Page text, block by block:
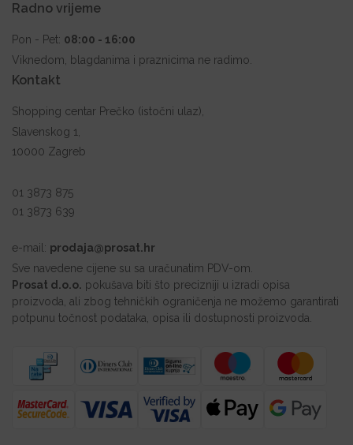
Radno vrijeme
Pon - Pet: 08:00 - 16:00
Viknedom, blagdanima i praznicima ne radimo.
Kontakt
Shopping centar Prečko (istočni ulaz),
Slavenskog 1,
10000 Zagreb
01 3873 875
01 3873 639
e-mail: prodaja@prosat.hr
Sve navedene cijene su sa uračunatim PDV-om.
Prosat d.o.o. pokušava biti što precizniji u izradi opisa
proizvoda, ali zbog tehničkih ograničenja ne možemo garantirati
potpunu točnost podataka, opisa ili dostupnosti proizvoda.